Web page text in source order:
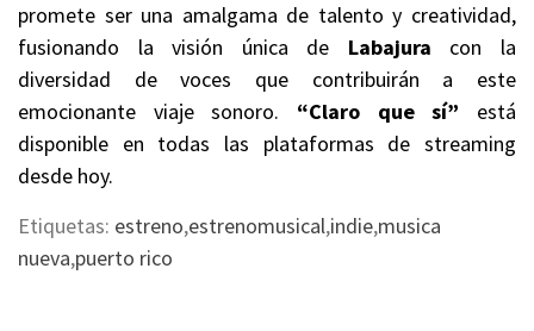
promete ser una amalgama de talento y creatividad,
fusionando la visión única de Labajura con la
diversidad de voces que contribuirán a este
emocionante viaje sonoro. “Claro que sí” está
disponible en todas las plataformas de streaming
desde hoy.
Etiquetas: estreno,estrenomusical,indie,musica
nueva,puerto rico